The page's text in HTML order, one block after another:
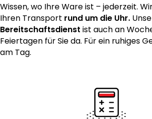
Wissen, wo Ihre Ware ist – jederzeit.
Ihren Transport rund um die Uhr.
Bereitschaftsdienst ist auch an
Feiertagen für Sie da. Für ein ruhiges
am Tag.